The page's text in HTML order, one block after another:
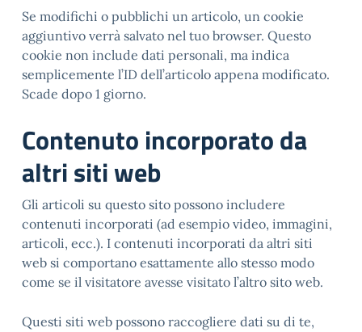
Se modifichi o pubblichi un articolo, un cookie
aggiuntivo verrà salvato nel tuo browser. Questo
cookie non include dati personali, ma indica
semplicemente l’ID dell’articolo appena modificato.
Scade dopo 1 giorno.
Contenuto incorporato da
altri siti web
Gli articoli su questo sito possono includere
contenuti incorporati (ad esempio video, immagini,
articoli, ecc.). I contenuti incorporati da altri siti
web si comportano esattamente allo stesso modo
come se il visitatore avesse visitato l’altro sito web.
Questi siti web possono raccogliere dati su di te,